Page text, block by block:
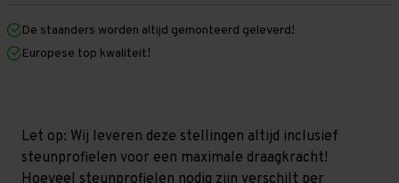
mm
x
800
niveaus
GALVA
mm
800
niveaus
GALVA
De staanders worden altijd gemonteerd geleverd!
Europese top kwaliteit!
Let op: Wij leveren deze stellingen altijd inclusief
steunprofielen voor een maximale draagkracht!
Hoeveel steunprofielen nodig zijn verschilt per